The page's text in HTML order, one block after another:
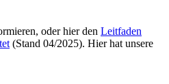
oder hier den Leitfaden
(Stand 04/2025). Hier hat unsere